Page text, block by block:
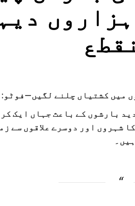
میں کشتیاں چلنے لگیں—فوٹو:
بارشوں کے باعث جہاں ایک
شہروں اور دوسرے علاقوں سے